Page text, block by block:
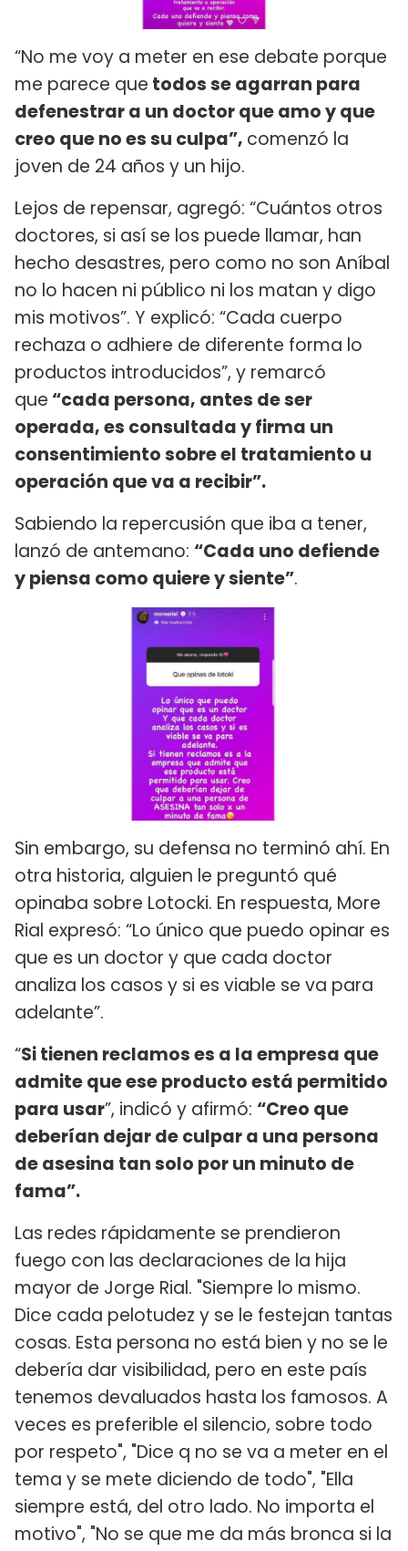
“No me voy a meter en ese debate porque
me parece que todos se agarran para
defenestrar a un doctor que amo y que
creo que no es su culpa”, comenzó la
joven de 24 años y un hijo.
Lejos de repensar, agregó: “Cuántos otros
doctores, si así se los puede llamar, han
hecho desastres, pero como no son Aníbal
no lo hacen ni público ni los matan y digo
mis motivos”. Y explicó: “Cada cuerpo
rechaza o adhiere de diferente forma lo
productos introducidos”, y remarcó
que “cada persona, antes de ser
operada, es consultada y firma un
consentimiento sobre el tratamiento u
operación que va a recibir”.
Sabiendo la repercusión que iba a tener,
lanzó de antemano: “Cada uno defiende
y piensa como quiere y siente”.
Sin embargo, su defensa no terminó ahí. En
otra historia, alguien le preguntó qué
opinaba sobre Lotocki. En respuesta, More
Rial expresó: “Lo único que puedo opinar es
que es un doctor y que cada doctor
analiza los casos y si es viable se va para
adelante”.
“Si tienen reclamos es a la empresa que
admite que ese producto está permitido
para usar”, indicó y afirmó: “Creo que
deberían dejar de culpar a una persona
de asesina tan solo por un minuto de
fama”.
Las redes rápidamente se prendieron
fuego con las declaraciones de la hija
mayor de Jorge Rial. "Siempre lo mismo.
Dice cada pelotudez y se le festejan tantas
cosas. Esta persona no está bien y no se le
debería dar visibilidad, pero en este país
tenemos devaluados hasta los famosos. A
veces es preferible el silencio, sobre todo
por respeto", "Dice q no se va a meter en el
tema y se mete diciendo de todo", "Ella
siempre está, del otro lado. No importa el
motivo", "No se que me da más bronca si la